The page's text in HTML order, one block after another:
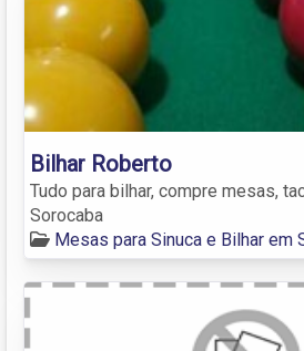
Bilhar Roberto
Tudo para bilhar, compre mesas,
Sorocaba
Mesas para Sinuca e Bilhar em